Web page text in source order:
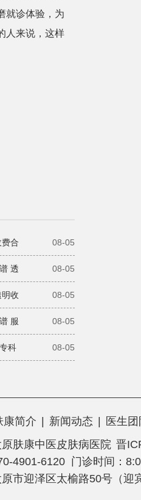
就诊体验，为
人来说，这样
合 08-05
透 08-05
收 08-05
服 08-05
科 08-05
康简介 | 新闻动态 | 医生团
原肤康中医皮肤病医院 晋
4901-6120 门诊时间：
市迎泽区太榆路50号（迎